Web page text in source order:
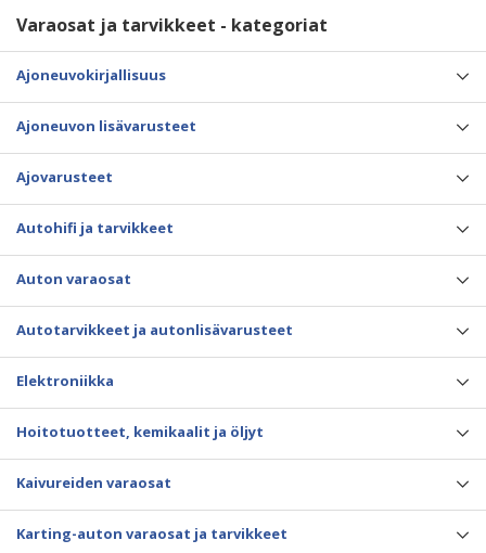
Varaosat ja tarvikkeet - kategoriat
Ajoneuvokirjallisuus
Ajoneuvon lisävarusteet
Ajovarusteet
Autohifi ja tarvikkeet
Auton varaosat
Autotarvikkeet ja autonlisävarusteet
Elektroniikka
Hoitotuotteet, kemikaalit ja öljyt
Kaivureiden varaosat
Karting-auton varaosat ja tarvikkeet